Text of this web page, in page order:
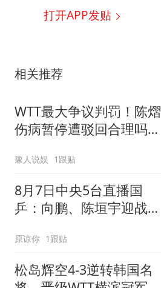
打开APP发贴
相关推荐
WTT最大争议判罚！陈熠
伤病暂停遭驳回合理吗？
豫人说娱 1跟贴
8月7日中央5台直播国
乒：向鹏、陈垣宇迎战日
原谅你 1跟贴
松岛辉空4-3逆转韩国名